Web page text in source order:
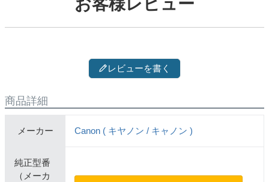
レビューを書く
商品詳細
メーカー Canon ( キヤノン / キャノン )
純正型番
（メーカ